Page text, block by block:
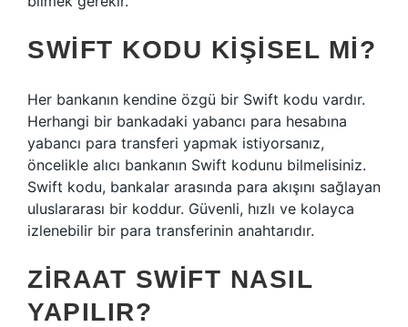
SWIFT KODU KIŞISEL MI?
Her bankanın kendine özgü bir Swift kodu vardır.
Herhangi bir bankadaki yabancı para hesabına
yabancı para transferi yapmak istiyorsanız,
öncelikle alıcı bankanın Swift kodunu bilmelisiniz.
Swift kodu, bankalar arasında para akışını sağlayan
uluslararası bir koddur. Güvenli, hızlı ve kolayca
izlenebilir bir para transferinin anahtarıdır.
ZIRAAT SWIFT NASIL
YAPILIR?